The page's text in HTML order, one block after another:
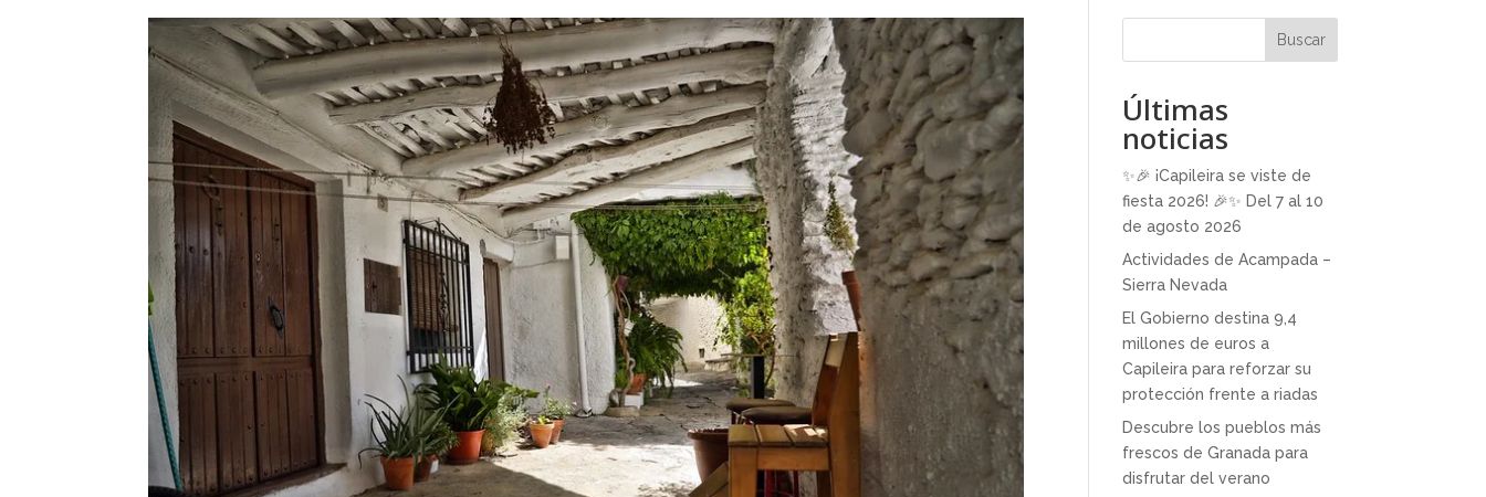
Buscar
Últimas
noticias
✨🎉 ¡Capileira se viste de
fiesta 2026! 🎉✨ Del 7 al 10
de agosto 2026
Actividades de Acampada –
Sierra Nevada
El Gobierno destina 9,4
millones de euros a
Capileira para reforzar su
protección frente a riadas
Descubre los pueblos más
frescos de Granada para
disfrutar del verano